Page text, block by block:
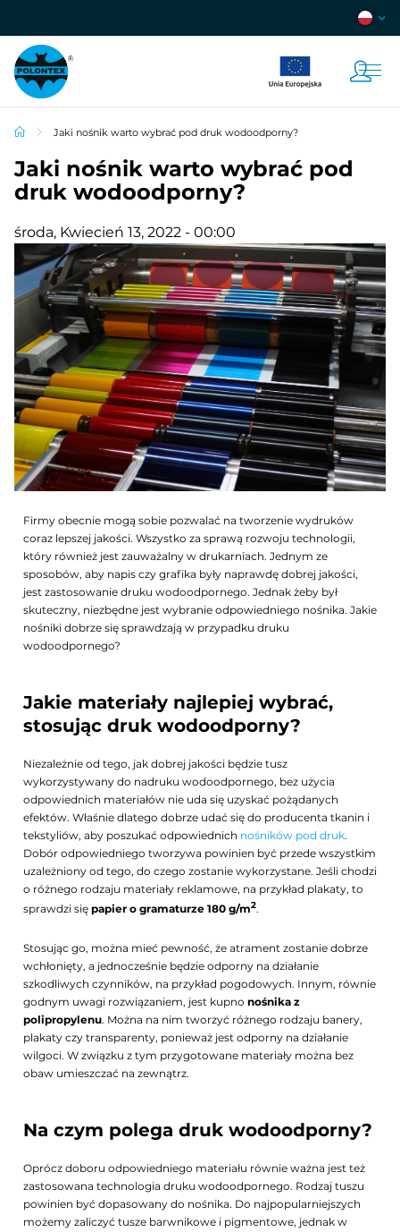
Jaki nośnik warto wybrać pod druk wodoodporny?
Jaki nośnik warto wybrać pod
druk wodoodporny?
środa, Kwiecień 13, 2022 - 00:00
Firmy obecnie mogą sobie pozwalać na tworzenie wydruków
coraz lepszej jakości. Wszystko za sprawą rozwoju technologii,
który również jest zauważalny w drukarniach. Jednym ze
sposobów, aby napis czy grafika były naprawdę dobrej jakości,
jest zastosowanie druku wodoodpornego. Jednak żeby był
skuteczny, niezbędne jest wybranie odpowiedniego nośnika. Jakie
nośniki dobrze się sprawdzają w przypadku druku
wodoodpornego?
Jakie materiały najlepiej wybrać,
stosując druk wodoodporny?
Niezależnie od tego, jak dobrej jakości będzie tusz
wykorzystywany do nadruku wodoodpornego, bez użycia
odpowiednich materiałów nie uda się uzyskać pożądanych
efektów. Właśnie dlatego dobrze udać się do producenta tkanin i
tekstyliów, aby poszukać odpowiednich nośników pod druk.
Dobór odpowiedniego tworzywa powinien być przede wszystkim
uzależniony od tego, do czego zostanie wykorzystane. Jeśli chodzi
o różnego rodzaju materiały reklamowe, na przykład plakaty, to
sprawdzi się papier o gramaturze 180 g/m2.
Stosując go, można mieć pewność, że atrament zostanie dobrze
wchłonięty, a jednocześnie będzie odporny na działanie
szkodliwych czynników, na przykład pogodowych. Innym, równie
godnym uwagi rozwiązaniem, jest kupno nośnika z
polipropylenu. Można na nim tworzyć różnego rodzaju banery,
plakaty czy transparenty, ponieważ jest odporny na działanie
wilgoci. W związku z tym przygotowane materiały można bez
obaw umieszczać na zewnątrz.
Na czym polega druk wodoodporny?
Oprócz doboru odpowiedniego materiału równie ważna jest też
zastosowana technologia druku wodoodpornego. Rodzaj tuszu
powinien być dopasowany do nośnika. Do najpopularniejszych
możemy zaliczyć tusze barwnikowe i pigmentowe, jednak w